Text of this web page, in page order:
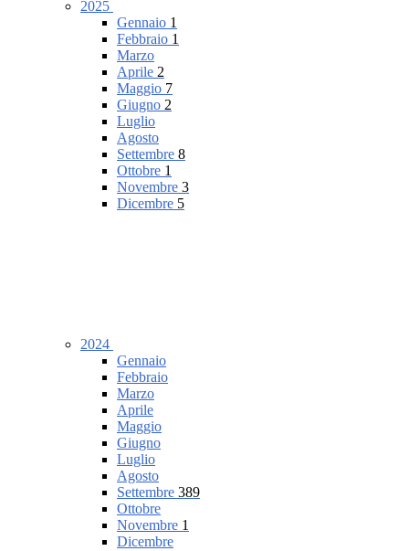
2025
Gennaio 1
Febbraio 1
Marzo
Aprile 2
Maggio 7
Giugno 2
Luglio
Agosto
Settembre 8
Ottobre 1
Novembre 3
Dicembre 5
2024
Gennaio
Febbraio
Marzo
Aprile
Maggio
Giugno
Luglio
Agosto
Settembre 389
Ottobre
Novembre 1
Dicembre